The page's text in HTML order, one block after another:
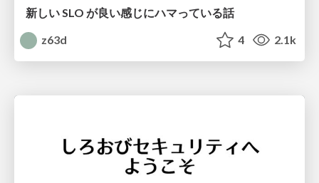
新しい SLO が良い感じにハマっている話
z63d
4 2.1k